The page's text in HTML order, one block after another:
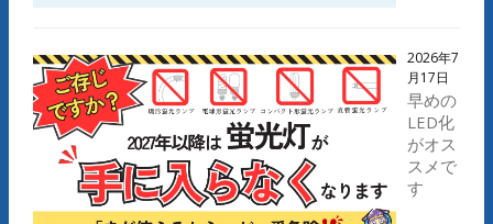
2026年7
月17日
早めの
LED化
がオス
スメで
す